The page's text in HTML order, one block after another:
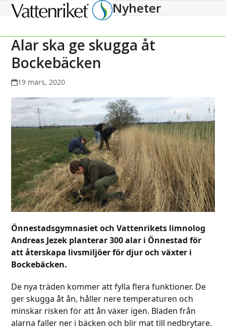
Open
menu
Close
menu
Nyheter
Alar ska ge skugga åt
Bockebäcken
19 mars, 2020
Önnestadsgymnasiet och Vattenrikets limnolog
Andreas Jezek planterar 300 alar i Önnestad för
att återskapa livsmiljöer för djur och växter i
Bockebäcken.
De nya träden kommer att fylla flera funktioner. De
ger skugga åt ån, håller nere temperaturen och
minskar risken för att ån växer igen. Bladen från
alarna faller ner i bäcken och blir mat till nedbrytare.